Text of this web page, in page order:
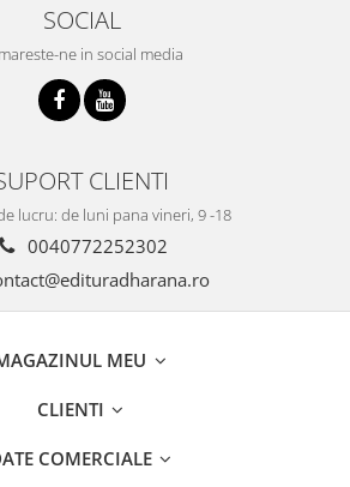
SOCIAL
ne in social media
CLIENTI
lucru: de luni pana vineri, 9 -18
0040772252302
MEU
CLIENTI
COMERCIALE